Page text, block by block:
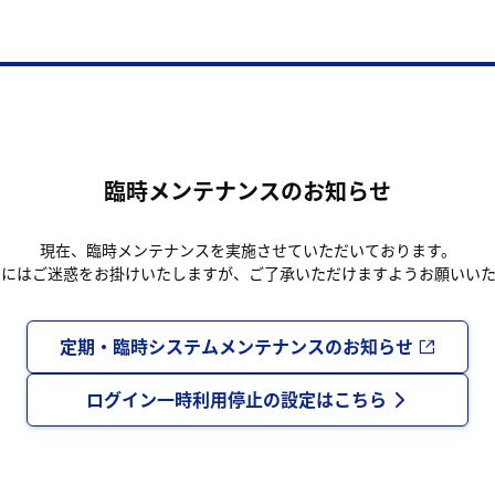
臨時メンテナンスのお知らせ
現在、臨時メンテナンスを実施させていただいております。
はご迷惑をお掛けいたしますが、ご了承いただけますようお願いい
定期・臨時システムメンテナンスのお知らせ
ログイン一時利用停止の設定はこちら